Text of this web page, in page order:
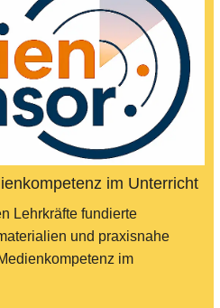
im Unterricht
Lehrkräfte fundierte
und praxisnahe
im